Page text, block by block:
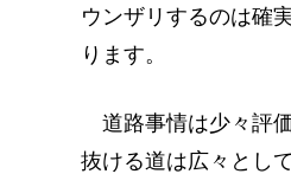
ウンザリするのは確
ります。
道路事情は少々評
抜ける道は広々とし